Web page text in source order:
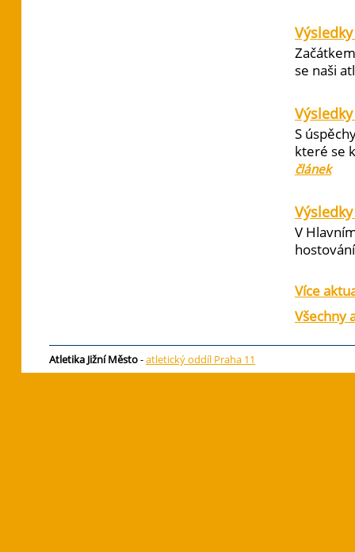
se naši
S
které se
článek
V
Více
Všechny
Atletika Jižní Město-atletický oddíl Praha 11